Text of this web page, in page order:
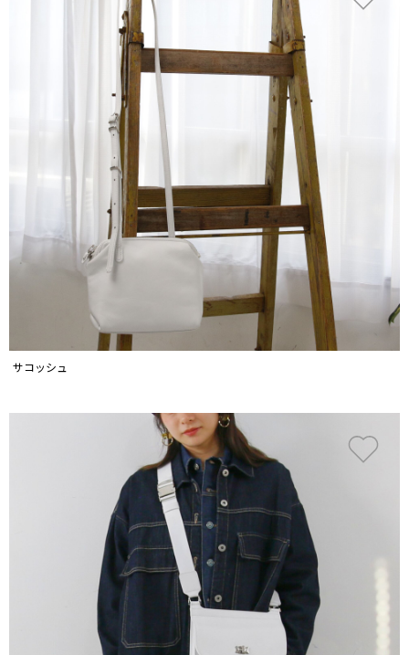
サコッシュ